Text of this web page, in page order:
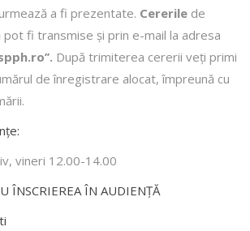
a fi prezentate. Cererile de
pot fi transmise şi prin e-mail la adresa
După trimiterea cererii veţi primi
de înregistrare alocat, împreună cu
:
vineri 12.00-14.00
ÎNSCRIEREA ÎN AUDIENŢĂ